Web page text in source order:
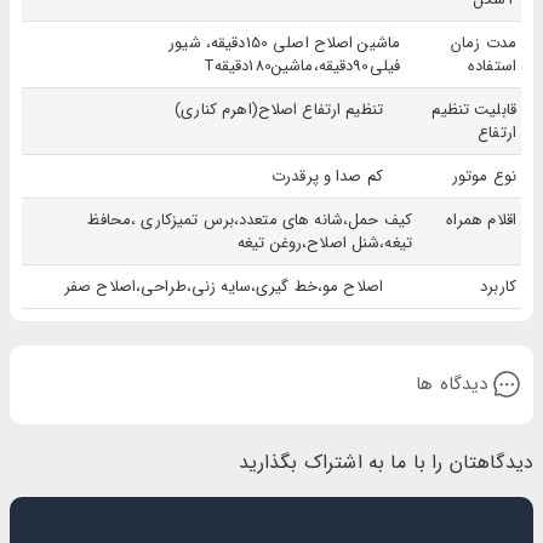
مدت زمان
استفاده
ماشین اصلاح اصلی 150دقیقه، شیور
فیلی90دقیقه،ماشین180دقیقهT
قابلیت تنظیم
ارتفاع
تنظیم ارتفاع اصلاح(اهرم کناری)
نوع موتور
کم صدا و پرقدرت
اقلام همراه
کیف حمل،شانه های متعدد،برس تمیزکاری ،محافظ
تیغه،شنل اصلاح،روغن تیغه
کاربرد
اصلاح مو،خط گیری،سایه زنی،طراحی،اصلاح صفر
دیدگاه ها
دیدگاهتان را با ما به اشتراک بگذارید